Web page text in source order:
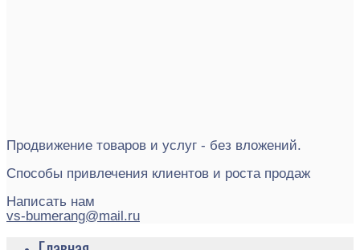
Продвижение товаров и услуг - без вложений.
Способы привлечения клиентов и роста продаж
Написать нам
vs-bumerang@mail.ru